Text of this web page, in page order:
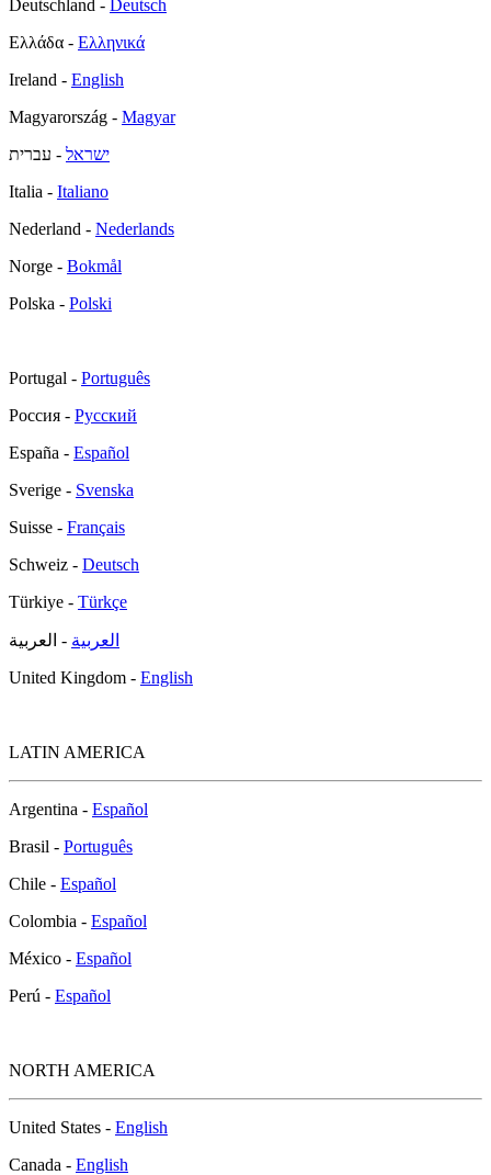
Deutschland -
Deutsch
Ελλάδα - Ελληνικά
Ireland - English
Magyarország - Magyar
ישראל - עברית
Italia - Italiano
Nederland - Nederlands
Norge - Bokmål
Polska - Polski
Portugal - Português
Россия - Русский
España - Español
Sverige - Svenska
Suisse - Français
Schweiz - Deutsch
Türkiye - Türkçe
العربية - العربية
United Kingdom - English
LATIN AMERICA
Argentina - Español
Brasil - Português
Chile - Español
Colombia - Español
México - Español
Perú - Español
NORTH AMERICA
United States - English
Canada - English